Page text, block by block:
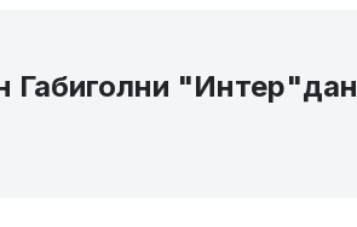
Габиголни "Интер"дан